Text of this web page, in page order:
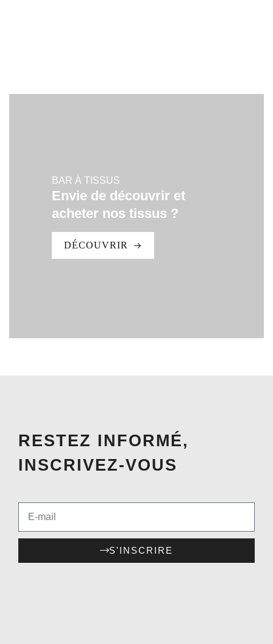
BAR À TISSUS
Envie de découvrir et
acheter nos tissus ?
DÉCOUVRIR
RESTEZ INFORMÉ,
INSCRIVEZ-VOUS
S'INSCRIRE